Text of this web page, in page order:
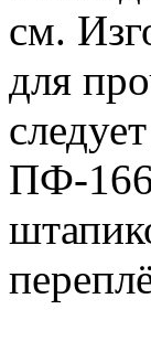
см.
для
ПФ-166